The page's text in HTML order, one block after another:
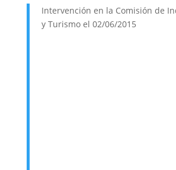
Intervención en la Comisión de
y Turismo el 02/06/2015